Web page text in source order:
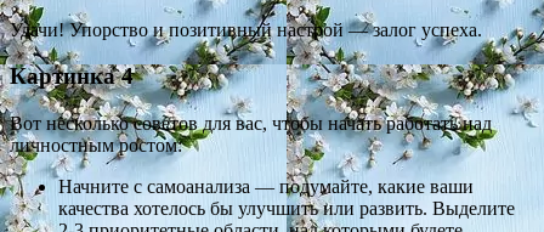
Удачи! Упорство и позитивный настрой — залог успеха.
Картинка 4
Вот несколько советов для вас, чтобы начать работать над
личностным ростом:
Начните с самоанализа — подумайте, какие ваши
качества хотелось бы улучшить или развить. Выделите